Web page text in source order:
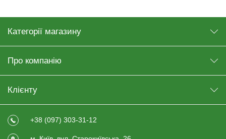
Категорії магазину
Про компанію
Клієнту
+38 (097) 303-31-12